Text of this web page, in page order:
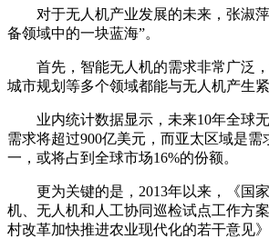
对于无人机产业发展的未来，张淑萍
备领域中的一块蓝海”。
首先，智能无人机的需求非常广泛，
城市规划等多个领域都能与无人机产生紧
业内统计数据显示，未来10年全球无
需求将超过900亿美元，而亚太区域是需
一，或将占到全球市场16%的份额。
更为关键的是，2013年以来，《国
机、无人机和人工协同巡检试点工作方
村改革加快推进农业现代化的若干意见